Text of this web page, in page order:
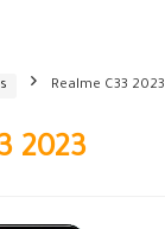
Realme C33 2023
2023